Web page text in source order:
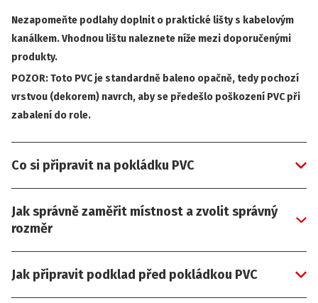
Nezapomeňte podlahy doplnit o praktické lišty s kabelovým
kanálkem. Vhodnou lištu naleznete níže mezi doporučenými
produkty.
POZOR: Toto PVC je standardně baleno opačně, tedy pochozí
vrstvou (dekorem) navrch, aby se předešlo poškození PVC při
zabalení do role.
Co si připravit na pokládku PVC
Jak správně zaměřit místnost a zvolit správný
rozměr
Jak připravit podklad před pokládkou PVC